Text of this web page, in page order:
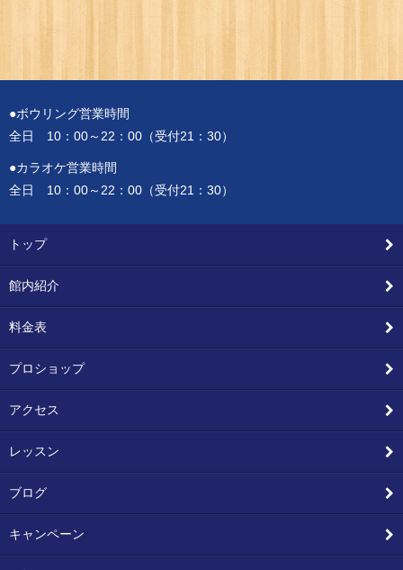
●ボウリング営業時間
全日 10：00～22：00（受付21：30）
●カラオケ営業時間
全日 10：00～22：00（受付21：30）
トップ
館内紹介
料金表
プロショップ
アクセス
レッスン
ブログ
キャンペーン